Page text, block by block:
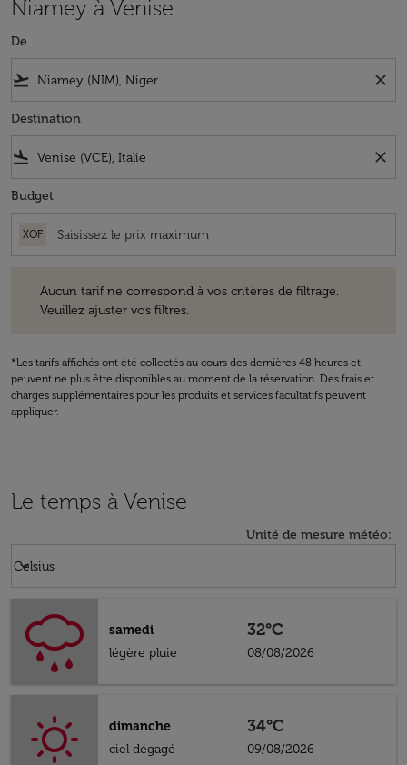
Niamey à Venise
De
flight_takeoff close
Destination
flight_land close
Budget
XOF
Aucun tarif ne correspond à vos critères de filtrage.
Veuillez ajuster vos filtres.
*Les tarifs affichés ont été collectés au cours des dernières 48 heures et
peuvent ne plus être disponibles au moment de la réservation. Des frais et
charges supplémentaires pour les produits et services facultatifs peuvent
appliquer.
Le temps à Venise
Unité de mesure météo:
Celsius
keyboard_arrow_down
samedi
légère pluie
32°C
08/08/2026
dimanche
ciel dégagé
34°C
09/08/2026